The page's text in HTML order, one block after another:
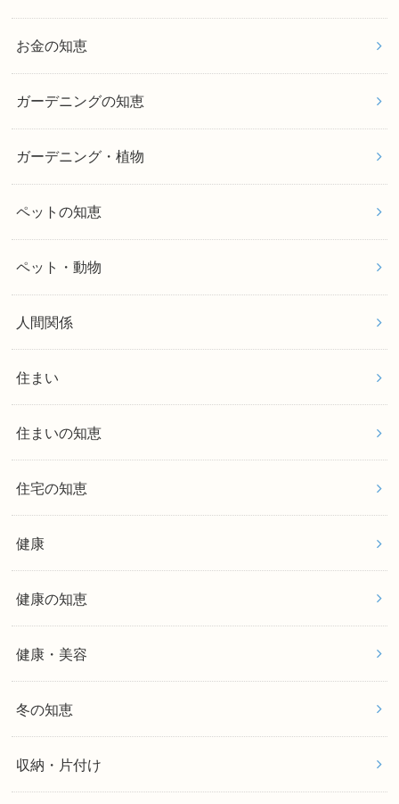
お金の知恵
ガーデニングの知恵
ガーデニング・植物
ペットの知恵
ペット・動物
人間関係
住まい
住まいの知恵
住宅の知恵
健康
健康の知恵
健康・美容
冬の知恵
収納・片付け